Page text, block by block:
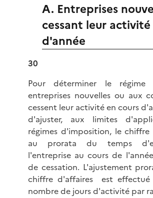
A. Entreprises
cessant leur
d'année
30
Pour déterminer le régime
entreprises nouvelles ou aux
cessent leur activité en cours
d'ajuster, aux limites
régimes d'imposition, le chiffre
au prorata du temps
l'entreprise au cours de
de cessation. L'ajustement
chiffre d'affaires est
nombre de jours d'activité par